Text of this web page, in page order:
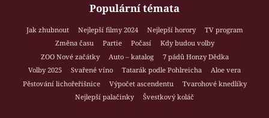
Populární témata
Jak zhubnout Nejlepší filmy 2024 Nejlepší horory
TV program
Změna času
Partie Počasí
Kdy budou volby
ZOO Nové začátky
Auto – katalog
7 pádů Honzy Dědka
Volby 2025
Svařené víno Tatarák podle Pohlreicha
Aloe vera
Pěstování lichořeřišnice
Výpočet ascendentu
Tvarohové knedlíky
Nejlepší palačinky
Švestkový koláč